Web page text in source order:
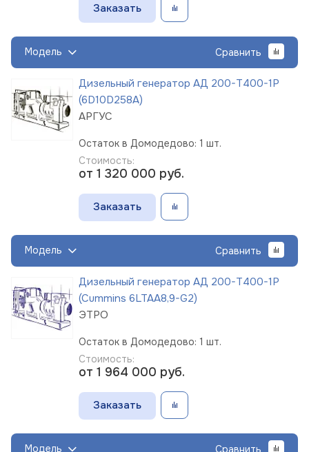
Заказать
Модель Сравнить
Дизельный генератор АД 200-Т400-1Р
(6D10D258A)
АРГУС
Остаток в Домодедово: 1 шт.
Стоимость:
от 1 320 000 руб.
Заказать
Модель Сравнить
Дизельный генератор АД 200-Т400-1Р
(Cummins 6LTAA8,9-G2)
ЭТРО
Остаток в Домодедово: 1 шт.
Стоимость:
от 1 964 000 руб.
Заказать
Модель Сравнить